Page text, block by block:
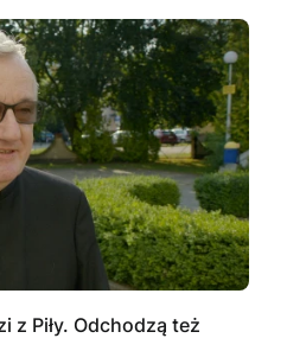
z Piły. Odchodzą też